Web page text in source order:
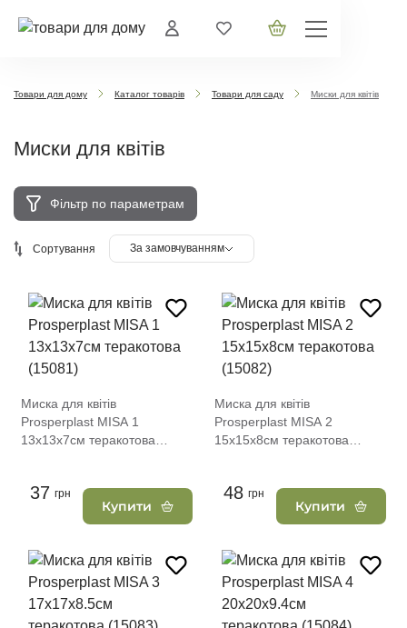
Товари для дому Каталог товарів Товари для саду Миски для квітів
Миски для квітів
Фільтр по параметрам
Сортування За замовчуванням
Миска для квітів
Prosperplast MISA 1
13х13х7см теракотова
37 грн
Купити
Миска для квітів
Prosperplast MISA 2
15х15х8см теракотова
48 грн
Купити